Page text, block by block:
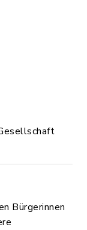
Bürgerinnen